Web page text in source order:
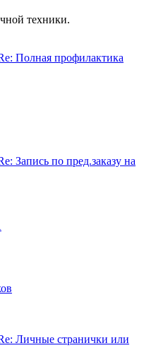
техники.
Полная профилактика
Запись по пред.заказу на
Личные странички или